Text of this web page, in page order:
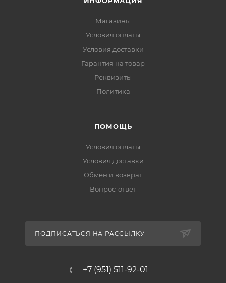
Магазины
Условия оплаты
Условия доставки
Гарантия на товар
Реквизиты
Политика
ПОМОЩЬ
Условия оплаты
Условия доставки
Обмен и возврат
Вопрос-ответ
ПОДПИСАТЬСЯ НА РАССЫЛКУ
+7 (951) 511-92-01